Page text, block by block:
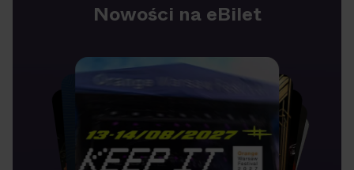
Nowości na eBilet